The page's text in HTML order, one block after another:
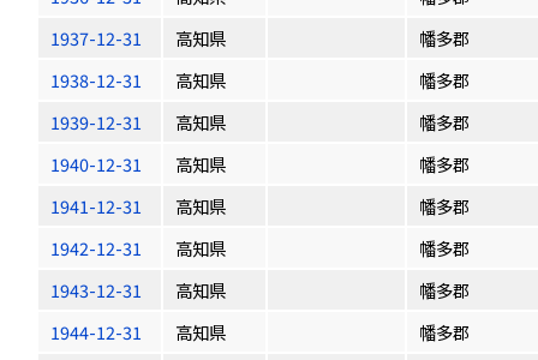
1937-12-31
高知県
幡多郡
1938-12-31
高知県
幡多郡
1939-12-31
高知県
幡多郡
1940-12-31
高知県
幡多郡
1941-12-31
高知県
幡多郡
1942-12-31
高知県
幡多郡
1943-12-31
高知県
幡多郡
1944-12-31
高知県
幡多郡